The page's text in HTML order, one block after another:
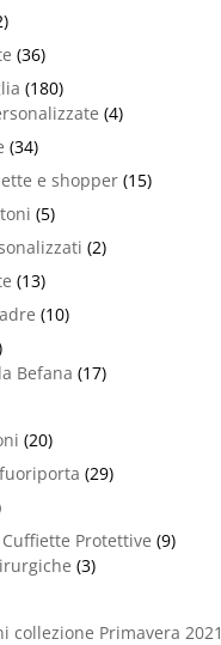
(36)
(180)
(4)
(34)
e shopper (15)
(5)
(2)
(13)
(10)
Befana (17)
(20)
(29)
Protettive (9)
(3)
collezione Primavera 2021